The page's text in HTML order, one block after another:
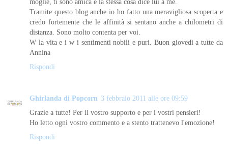
Tramite questo blog anche io ho fatto una meravigliosa scoperta e
credo fortemente che le affinità si sentano anche a chilometri di
distanza. Sono molto contenta per voi.
W la vita e i w i sentimenti nobili e puri. Buon giovedì a tutte da
Annina
Rispondi
Ghirlanda di Popcorn 3 febbraio 2011 alle ore 09:59
Grazie a tutte! Per il vostro supporto e per i vostri pensieri!
Ho letto ogni vostro commento e a stento trattenevo l'emozione!
Rispondi